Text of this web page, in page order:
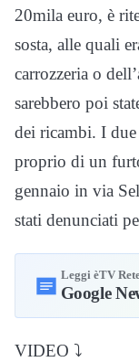
20mila euro, è
sosta, alle quali
carrozzeria o
sarebbero poi
dei ricambi. I
proprio di un
gennaio in via
stati denunciati
Leggi èTV
Google
VIDEO ⤵